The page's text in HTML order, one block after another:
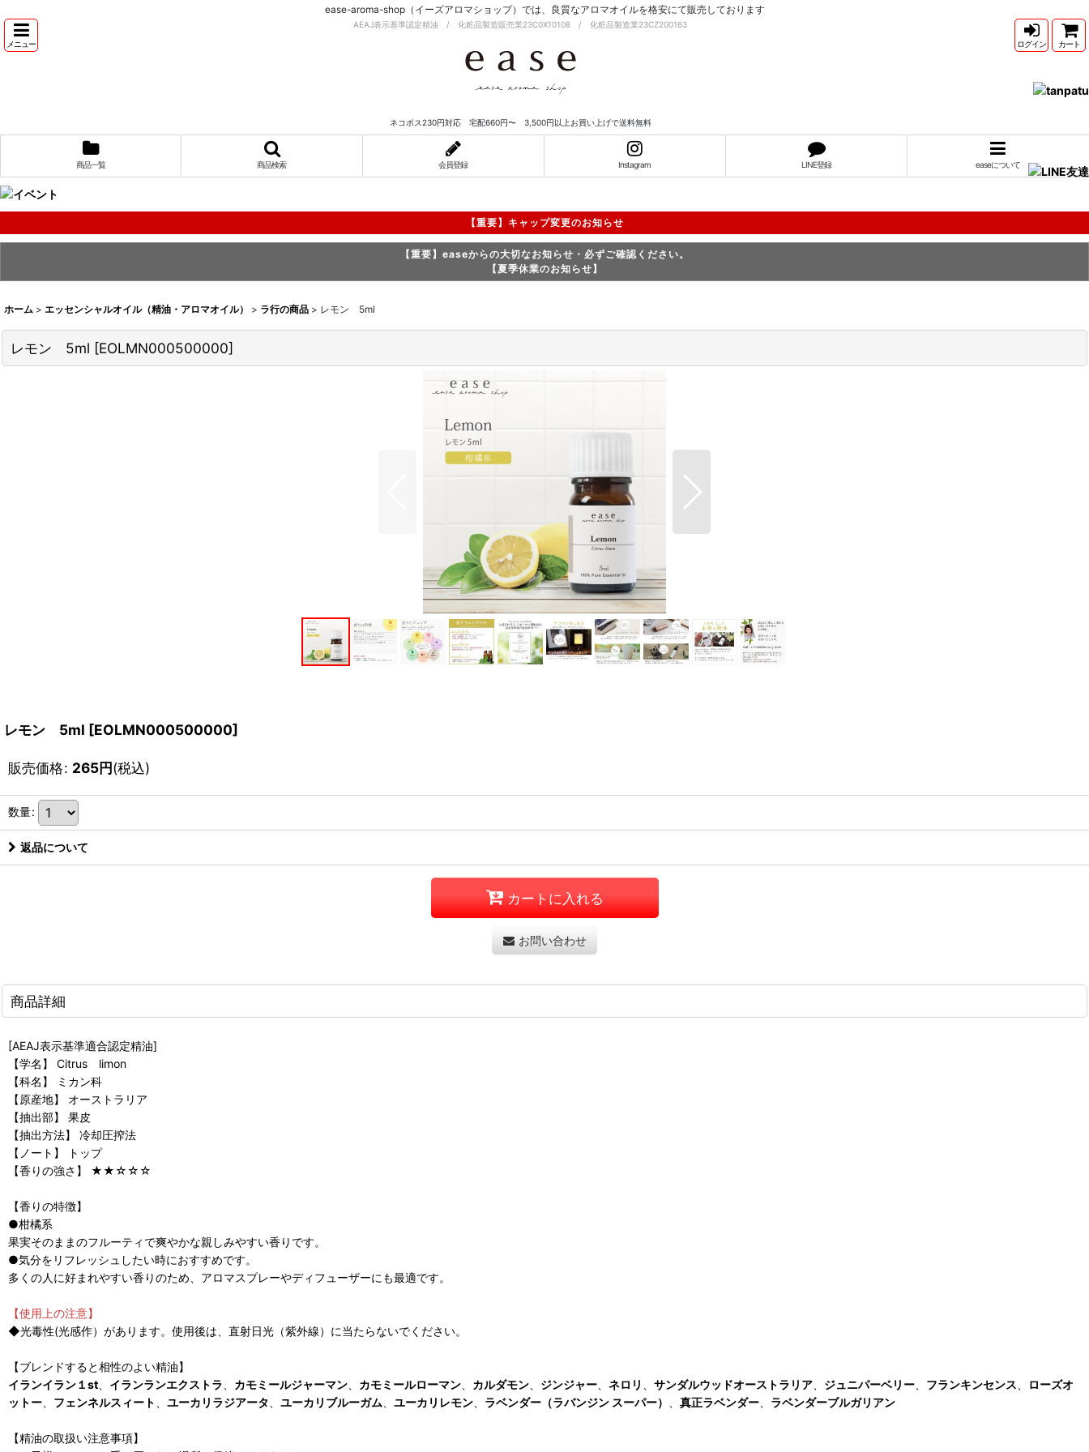
ease-aroma-shop（イーズアロマショップ）では、良質なアロマオイルを格安にて販売しております
メニュー
AEAJ表示基準認定精油 / 化粧品製造販売業23C0X10108 / 化粧品製造業23CZ200163
ネコポス230円対応 宅配660円〜 3,500円以上お買い上げで送料無料
ログイン カート
商品一覧 商品検索 会員登録 Instagram LINE登録 easeについて
【重要】キャップ変更のお知らせ
【重要】easeからの大切なお知らせ・必ずご確認ください。
【夏季休業のお知らせ】
ホーム > エッセンシャルオイル（精油・アロマオイル） > ラ行の商品 > レモン 5ml
レモン 5ml [EOLMN000500000]
レモン 5ml [EOLMN000500000]
販売価格: 265円(税込)
数量:
返品について
カートに入れる
お問い合わせ
商品詳細
[AEAJ表示基準適合認定精油]
【学名】 Citrus limon
【科名】 ミカン科
【原産地】 オーストラリア
【抽出部】 果皮
【抽出方法】 冷却圧搾法
【ノート】 トップ
【香りの強さ】 ★★☆☆☆
【香りの特徴】
●柑橘系
果実そのままのフルーティで爽やかな親しみやすい香りです。
●気分をリフレッシュしたい時におすすめです。
多くの人に好まれやすい香りのため、アロマスプレーやディフューザーにも最適です。
【使用上の注意】
◆光毒性(光感作）があります。使用後は、直射日光（紫外線）に当たらないでください。
【ブレンドすると相性のよい精油】
イランイラン１st
イランランエクストラ カモミールジャーマン カモミールローマン カルダモン ジンジャー ネロリ サンダルウッドオーストラリア ジュニパーベリー フランキンセンス
ローズオ
ットー
フェンネルスィート ユーカリラジアータ ユーカリブルーガム ユーカリレモン ラベンダー（ラバンジン スーパー） 真正ラベンダー ラベンダーブルガリアン
【精油の取扱い注意事項】